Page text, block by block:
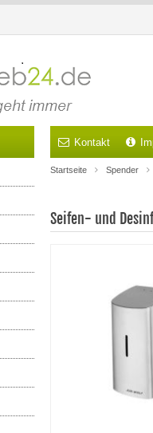
Kontakt
Startseite Spender
Seifen- und